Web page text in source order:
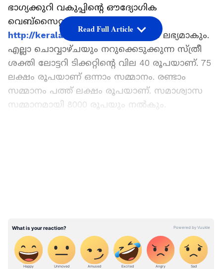
ഭാഗ്യക്കുറി വകുപ്പിന്റെ ഔദ്യോഗിക
വെബ്‌സൈറ്റായ
http://keralalotteries.com
ൽ ഫലം ലഭ്യമാകും.
എല്ലാ ചൊവ്വാഴ്ചയും നറുക്കെടുക്കുന്ന സ്ത്രീ
ശക്തി ലോട്ടറി ടിക്കറ്റിന്റെ വില 40 രൂപയാണ്. 75
ലക്ഷം രൂപയാണ് ഒന്നാം സമ്മാനം. രണ്ടാം
സമ്മാനം പത്ത് ലക്ഷം രൂപയാണ്. സമാശ്വാസ
സമ്മാനമായി 8000 രൂപയും നൽകും.
ഫലം നോക്കി ഉറപ്പുവരുത്തുകയും 30
ദിവസത്തിനകം സമ്മാനാർഹമായ ലോട്ടറി
ടിക്കറ്റ് സമർപ്പിക്കുകയും വേണം.
Read Full Article